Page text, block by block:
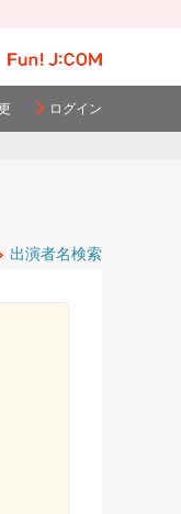
ログイン
出演者名検索